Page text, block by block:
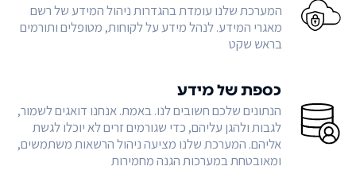
המערכת שלנו עומדת בהגדרות ניהול המידע של רשם
מאגרי המידע. לנהל מידע על לקוחות, מטופלים ותורמים
בראש שקט
כספת של מידע
הנתונים שלכם חשובים לנו. באמת. אנחנו דואגים לשמור,
לגבות ולהגן עליהם, כדי שגורמים זרים לא יוכלו לגשת
אליהם. המערכת שלנו מציעה ניהול הרשאות משתמשים,
ומאובטחת במערכות הגנה מחמירות